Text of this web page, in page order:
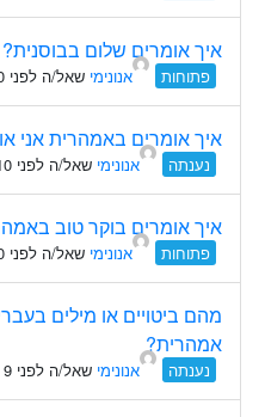
איך אומרים שלום בבוסנית?
פתוחות אנונימי שאל/ה לפני 10 years
איך אומרים באמהרית אני
נענתה אנונימי שאל/ה לפני 10 years
איך אומרים בוקר טוב
פתוחות אנונימי שאל/ה לפני 10 years
מהם ביטויים או מילים
אמהרית?
נענתה אנונימי שאל/ה לפני 9 years